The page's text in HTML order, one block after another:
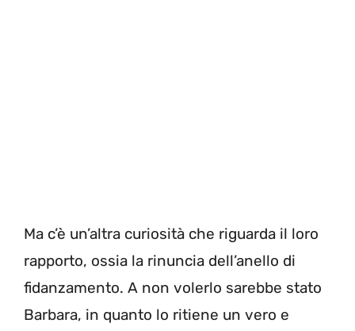
Ma c’è un’altra curiosità che riguarda il loro
rapporto, ossia la rinuncia dell’anello di
fidanzamento. A non volerlo sarebbe stato
Barbara, in quanto lo ritiene un vero e